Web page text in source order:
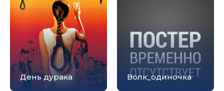
День дурака Волк_одиночка